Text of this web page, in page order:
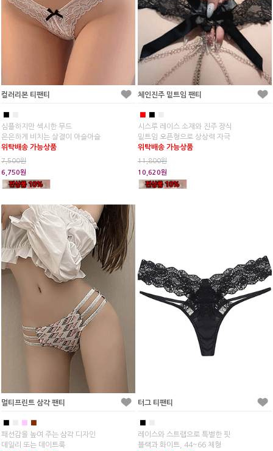
컬러리본 티팬티
■
심플하지만 섹시한 무드
은은하게 비치는 살결이 아슬아슬
위탁배송 가능상품
7,500원
6,750원
체인진주 밑트임 팬티
■ ■
시스루 레이스 소재와 진주 장식
밑트임 오픈형으로 상상력 자극
위탁배송 가능상품
11,800원
10,620원
멀티프린트 삼각 팬티
■ ■ ■
패션감을 높여 주는 삼각 디자인
데일리 또는 데이트룩
터그 티팬티
■
레이스와 스트랩으로 특별한 핏
블랙과 화이트, 44~66 체형